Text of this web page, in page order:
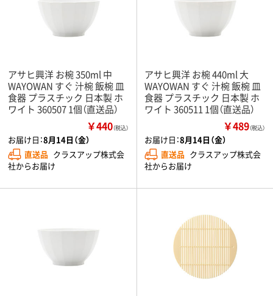
アサヒ興洋 お椀 350ml 中
WAYOWAN すぐ 汁椀 飯椀 皿
食器 プラスチック 日本製 ホ
ワイト 360507 1個（直送品）
￥440（税込）
お届け日：8月14日（金）
直送品 クラスアップ株式会
社からお届け
アサヒ興洋 お椀 440ml 大
WAYOWAN すぐ 汁椀 飯椀 皿
食器 プラスチック 日本製 ホ
ワイト 360511 1個（直送品）
￥489（税込）
お届け日：8月14日（金）
直送品 クラスアップ株式会
社からお届け